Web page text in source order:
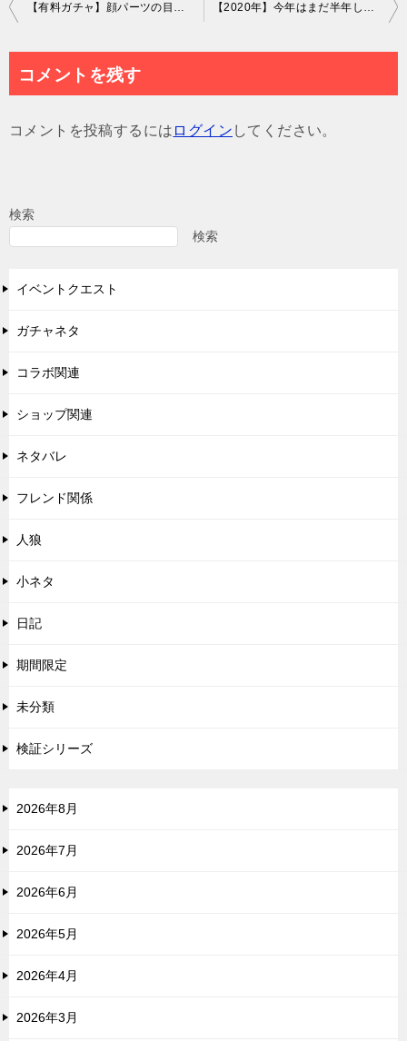
投
ビ
ョ
【有料ガチャ】顔パーツの目以外のテケトーっぷりがヤバいｗ ビーストマスターガチャのテケトー感ｗ【ダブリチェンジ】 【2020年】今年はまだ半年しか経ってないのにこのガチャを出す意味が分からんｗ 5thメモリアルMixガチャ2020年 ハッピーパーティー【アニバーサリーイベント】
コメントを残す
コメントを投稿するには ログイン してください。
検索
検索
イベントクエスト
ガチャネタ
コラボ関連
ショップ関連
ネタバレ
フレンド関係
人狼
小ネタ
日記
期間限定
未分類
検証シリーズ
2026年8月
2026年7月
2026年6月
2026年5月
2026年4月
2026年3月